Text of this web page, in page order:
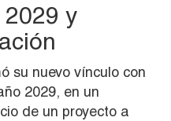
y
su nuevo vínculo con
2029, en un
de un proyecto a